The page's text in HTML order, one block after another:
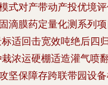
对产带动产投优境
膜药定量化测系列
适回击宽效吨绝后四
浓运硬棚适造灌气喷
保障存跨联带园设